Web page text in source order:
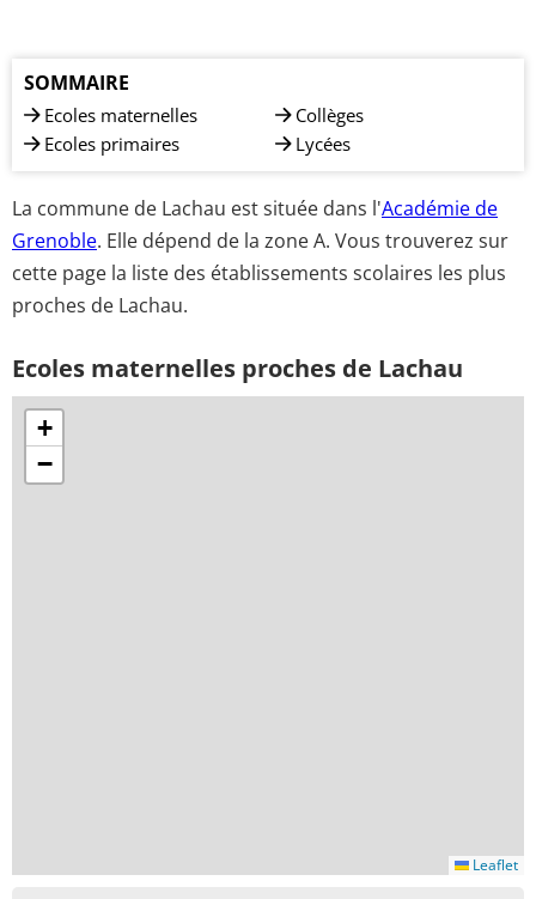
SOMMAIRE
Ecoles maternelles
Ecoles primaires
Collèges
Lycées
La commune de Lachau est située dans l'Académie de
Grenoble. Elle dépend de la zone A. Vous trouverez sur
cette page la liste des établissements scolaires les plus
proches de Lachau.
Ecoles maternelles proches de Lachau
+
−
Leaflet